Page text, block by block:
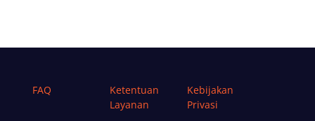
FAQ
Ketentuan
Layanan
Kebijakan
Privasi